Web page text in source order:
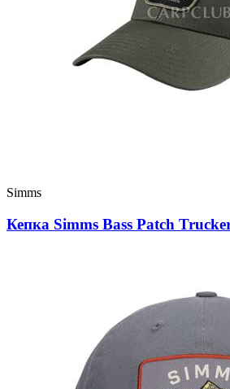
Simms
Кепка Simms Bass Patch